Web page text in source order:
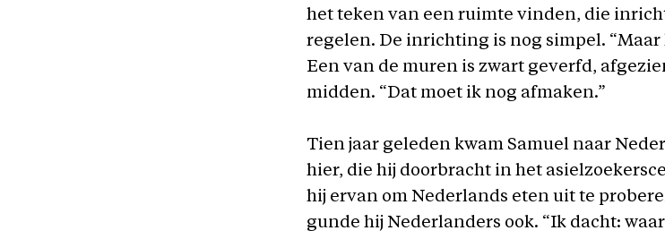
het teken van een ruimte vinden, die
regelen. De inrichting is nog simpel. “Maar
Een van de muren is zwart geverfd,
midden. “Dat moet ik nog afmaken.”
Tien jaar geleden kwam Samuel naar
hier, die hij doorbracht in het
hij ervan om Nederlands eten uit te
gunde hij Nederlanders ook. “Ik dacht: